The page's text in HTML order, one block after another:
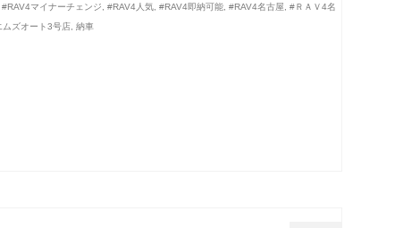
,#RAV4マイナーチェンジ ,#RAV4人気 ,#RAV4即納可能 ,#RAV4名古屋 ,#ＲＡＶ4名
ムズオート3号店 ,納車